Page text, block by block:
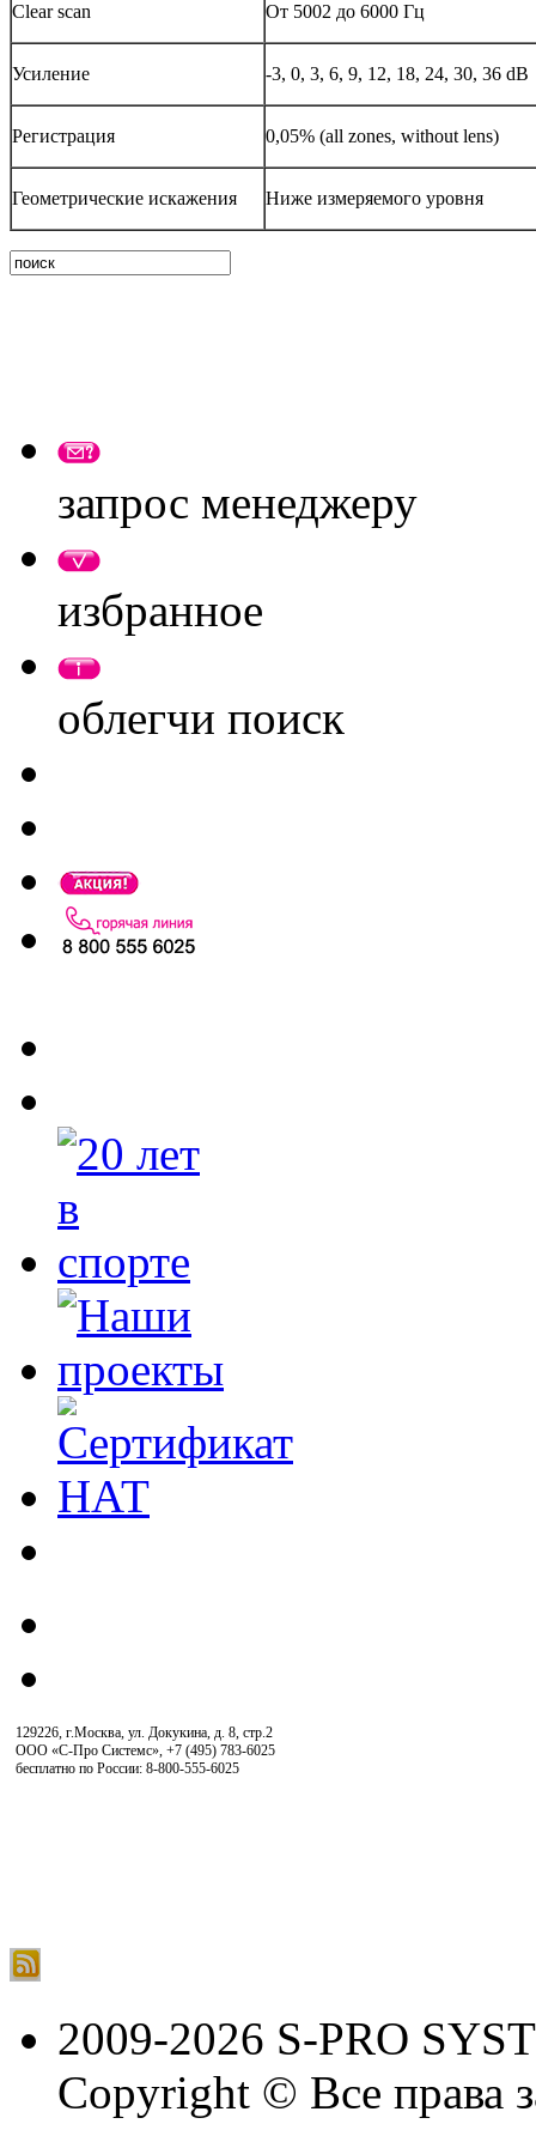
Clear scan От 5002 до 6000 Гц
Усиление -3, 0, 3, 6, 9, 12, 18, 24, 30, 36 dB
Регистрация 0,05% (all zones, without lens)
Геометрические искажения Ниже измеряемого уровня
запрос менеджеру
избранное
облегчи поиск
129226, г.Москва, ул. Докукина, д. 8, стр.2
ООО «С-Про Системс», +7 (495) 783-6025
бесплатно по России: 8-800-555-6025
2009-2026 S-PRO
Copyright © Все права